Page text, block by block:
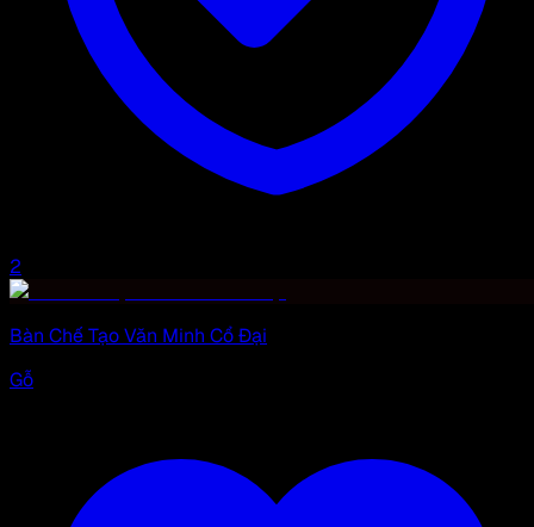
2
Bàn Chế Tạo Văn Minh Cổ Đại
Gỗ